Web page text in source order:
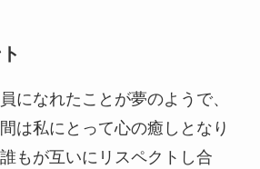
になれたことが夢のようで、
は私にとって心の癒しとなり
もが互いにリスペクトし合